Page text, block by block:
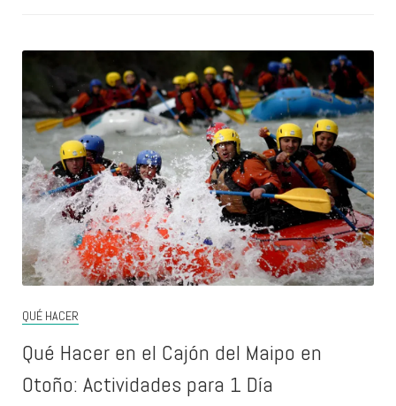
QUÉ HACER
Qué Hacer en el Cajón del Maipo en
Otoño: Actividades para 1 Día